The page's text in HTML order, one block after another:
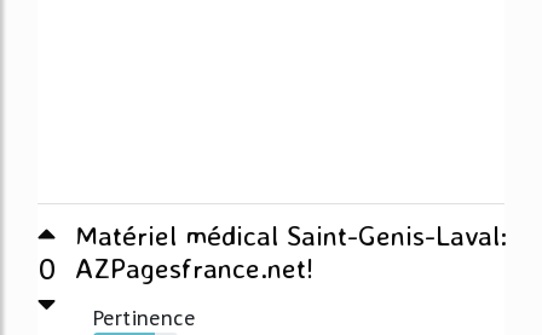
0
Matériel médical Saint-Genis-Laval:
AZPagesfrance.net!
Pertinence